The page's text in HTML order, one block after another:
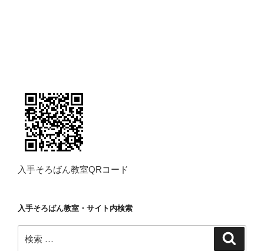
入手そろばん教室QRコード
入手そろばん教室・サイト内検索
索: